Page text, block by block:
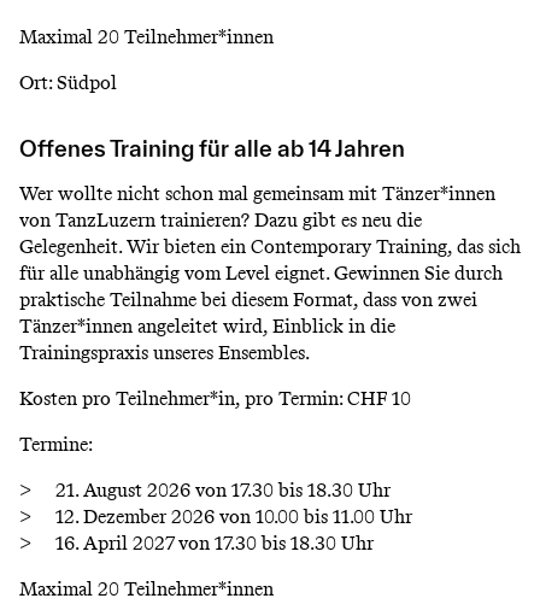
Maximal 20 Teilnehmer*innen
Ort: Südpol
Offenes Training für alle ab 14 Jahren
Wer wollte nicht schon mal gemeinsam mit Tänzer*innen
von TanzLuzern trainieren? Dazu gibt es neu die
Gelegenheit. Wir bieten ein Contemporary Training, das sich
für alle unabhängig vom Level eignet. Gewinnen Sie durch
praktische Teilnahme bei diesem Format, dass von zwei
Tänzer*innen angeleitet wird, Einblick in die
Trainingspraxis unseres Ensembles.
Kosten pro Teilnehmer*in, pro Termin: CHF 10
Termine:
21. August 2026 von 17.30 bis 18.30 Uhr
12. Dezember 2026 von 10.00 bis 11.00 Uhr
16. April 2027 von 17.30 bis 18.30 Uhr
Maximal 20 Teilnehmer*innen